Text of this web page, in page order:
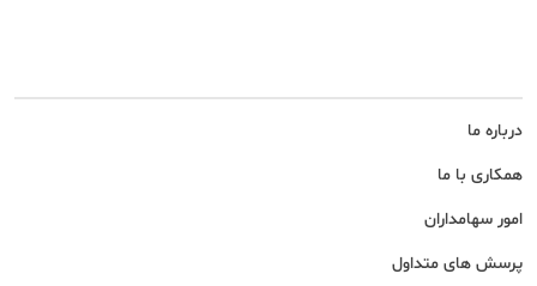
درباره ما
همکاری با ما
امور سهامداران
پرسش های متداول